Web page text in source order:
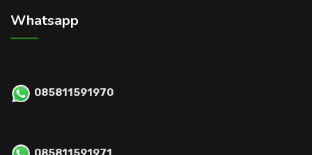
Whatsapp
085811591970